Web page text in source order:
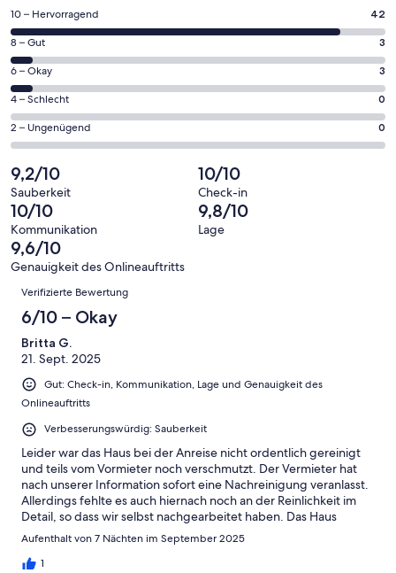
einem
neuen
Fenster
geöffnet
42
von
insgesamt
48
Gästebewertungen
haben
eine
Bewertung
von
10
-
Hervorragend
10 – Hervorragend 42
3
von
insgesamt
48
Gästebewertungen
haben
Bewertung
von
8
-
Gut
8 – Gut 3
3
von
insgesamt
48
Gästebewertungen
haben
eine
Bewertung
von
6
-
Okay
6 – Okay 3
0
von
insgesamt
Gästebewertungen
haben
eine
Bewertung
von
4
Schlecht
4 – Schlecht 0
0
von
insgesamt
48
Gästebewertungen
haben
eine
Bewertung
Ungenügend
2 – Ungenügend 0
9,2/10
Sauberkeit
10/10
Check-in
10/10
Kommunikation
9,8/10
Lage
9,6/10
Genauigkeit des Onlineauftritts
Bewertungen
Verifizierte Bewertung
6/10 – Okay
Britta G.
21. Sept. 2025
Gut: Check-in, Kommunikation, Lage und Genauigkeit des
Onlineauftritts
Verbesserungswürdig: Sauberkeit
Leider war das Haus bei der Anreise nicht ordentlich gereinigt
und teils vom Vormieter noch verschmutzt. Der Vermieter hat
nach unserer Information sofort eine Nachreinigung veranlasst.
Allerdings fehlte es auch hiernach noch an der Reinlichkeit im
Detail, so dass wir selbst nachgearbeitet haben. Das Haus
entspricht sicherlich einem gehobenen Standard - als
Luxusimmobilie würden wir es jedoch mit dieser Ausstattung
nicht bezeichnen wollen.Das Haus hat einen wahrnehmbaren
Aufenthalt von 7 Nächten im September 2025
1